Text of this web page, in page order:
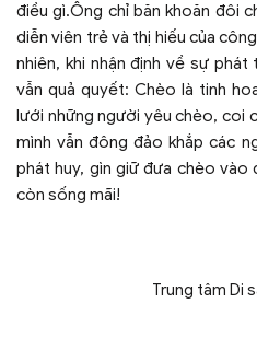
điều gì.Ông chỉ băn khoăn đôi
diễn viên trẻ và thị hiếu của
nhiên, khi nhận định về sự phát
vẫn quả quyết: Chèo là tinh
lưới những người yêu chèo, coi
mình vẫn đông đảo khắp các
phát huy, gìn giữ đưa chèo vào
còn sống mãi!
Trung tâm Di